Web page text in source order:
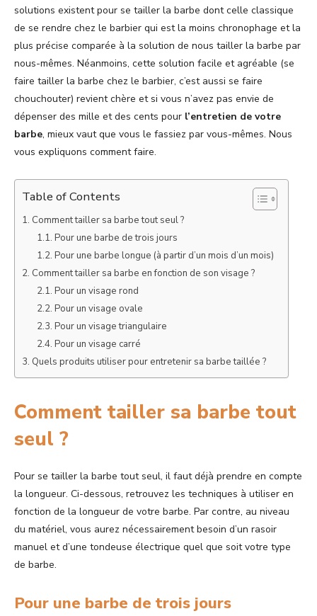
solutions existent pour se tailler la barbe dont celle classique
de se rendre chez le barbier qui est la moins chronophage et la
plus précise comparée à la solution de nous tailler la barbe par
nous-mêmes. Néanmoins, cette solution facile et agréable (se
faire tailler la barbe chez le barbier, c’est aussi se faire
chouchouter) revient chère et si vous n’avez pas envie de
dépenser des mille et des cents pour l’entretien de votre
barbe, mieux vaut que vous le fassiez par vous-mêmes. Nous
vous expliquons comment faire.
Table of Contents
Comment tailler sa barbe tout seul ?
Pour une barbe de trois jours
Pour une barbe longue (à partir d’un mois d’un mois)
Comment tailler sa barbe en fonction de son visage ?
Pour un visage rond
Pour un visage ovale
Pour un visage triangulaire
Pour un visage carré
Quels produits utiliser pour entretenir sa barbe taillée ?
Comment tailler sa barbe tout
seul ?
Pour se tailler la barbe tout seul, il faut déjà prendre en compte
la longueur. Ci-dessous, retrouvez les techniques à utiliser en
fonction de la longueur de votre barbe. Par contre, au niveau
du matériel, vous aurez nécessairement besoin d’un rasoir
manuel et d’une tondeuse électrique quel que soit votre type
de barbe.
Pour une barbe de trois jours